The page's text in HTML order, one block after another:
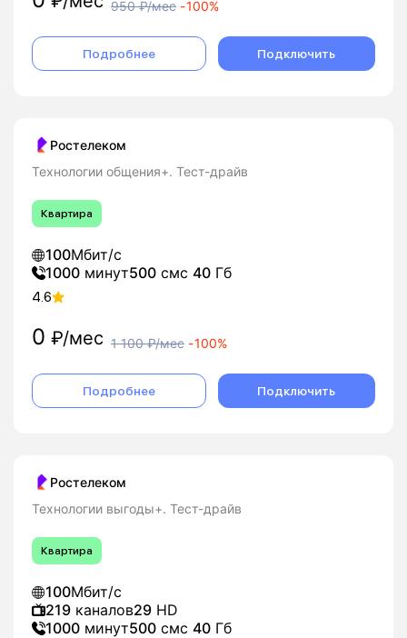
950₽/мес -100%
Подробнее Подключить
Ростелеком
Технологии общения+. Тест-драйв
Квартира
100Мбит/с
1000 минут500 смс 40 Гб
4.6
0 ₽/мес 1 100₽/мес -100%
Подробнее Подключить
Ростелеком
Технологии выгоды+. Тест-драйв
Квартира
100Мбит/с
219 каналов29 HD
1000 минут500 смс 40 Гб